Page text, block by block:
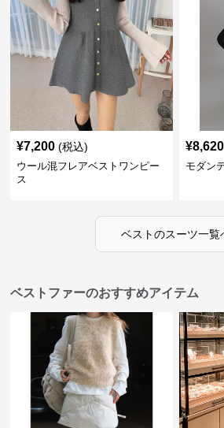
¥7,200 (税込)
ウール混フレアベストワンピー
ス
¥8,620
モダン
ベストのスーツ一覧
ベストファーのおすすめアイテム